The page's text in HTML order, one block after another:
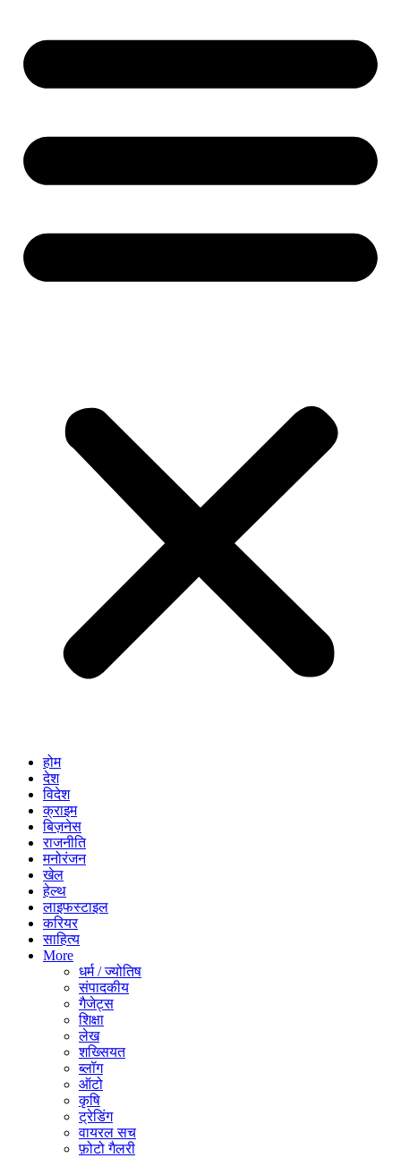
होम
देश
विदेश
क्राइम
बिज़नेस
राजनीति
मनोरंजन
खेल
हेल्थ
लाइफस्टाइल
करियर
साहित्य
More
धर्म / ज्योतिष
संपादकीय
गैजेट्स
शिक्षा
लेख
शख्सियत
ब्लॉग
ऑटो
कृषि
ट्रेडिंग
वायरल सच
फ़ोटो गैलरी